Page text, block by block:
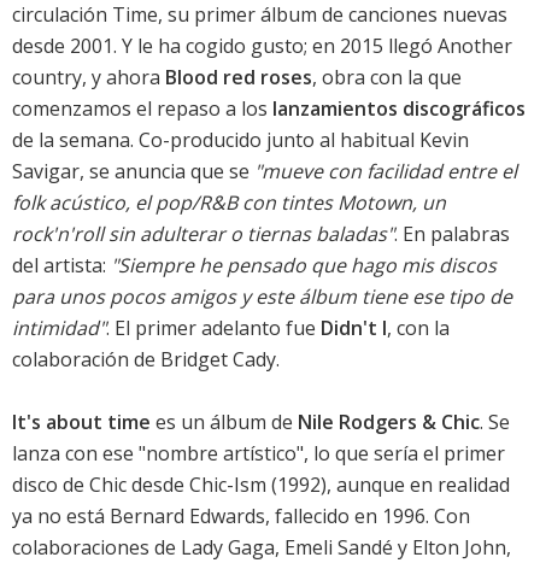
circulación Time, su primer álbum de canciones nuevas
desde 2001. Y le ha cogido gusto; en 2015 llegó Another
country, y ahora Blood red roses, obra con la que
comenzamos el repaso a los lanzamientos discográficos
de la semana. Co-producido junto al habitual Kevin
Savigar, se anuncia que se "mueve con facilidad entre el
folk acústico, el pop/R&B con tintes Motown, un
rock'n'roll sin adulterar o tiernas baladas". En palabras
del artista: "Siempre he pensado que hago mis discos
para unos pocos amigos y este álbum tiene ese tipo de
intimidad". El primer adelanto fue Didn't I, con la
colaboración de Bridget Cady.
It's about time es un álbum de Nile Rodgers & Chic. Se
lanza con ese "nombre artístico", lo que sería el primer
disco de Chic desde Chic-Ism (1992), aunque en realidad
ya no está Bernard Edwards, fallecido en 1996. Con
colaboraciones de Lady Gaga, Emeli Sandé y Elton John,